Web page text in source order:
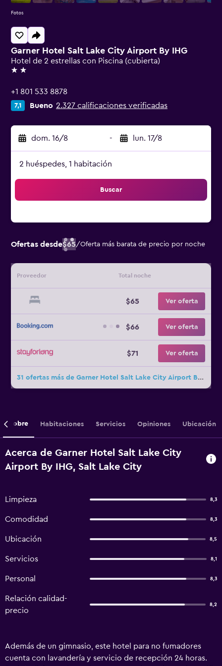
Garner Hotel Salt Lake City Airport By IHG
Hotel de 2 estrellas con Piscina (cubierta)
2 estrellas
+1 801 533 8878
7,1 Bueno 2.327 calificaciones verificadas
dom. 16/8 - lun. 17/8
2 huéspedes, 1 habitación
Buscar
Ofertas desde$65/Oferta más barata de precio por noche
Proveedor Total noche
$65 Ver oferta
$66 Ver oferta
$71 Ver oferta
31 ofertas más de Garner Hotel Salt Lake City Airport By IHG
Fotos
Sobre Habitaciones Servicios Opiniones Ubicación
Acerca de Garner Hotel Salt Lake City
Airport By IHG, Salt Lake City
Limpieza 8,3
Comodidad 8,3
Ubicación 8,5
Servicios 8,1
Personal 8,3
Relación calidad-
precio
8,2
Además de un gimnasio, este hotel para no fumadores
cuenta con lavandería y servicio de recepción 24 horas.